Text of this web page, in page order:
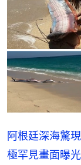
阿根廷深海驚
極罕見畫面曝光